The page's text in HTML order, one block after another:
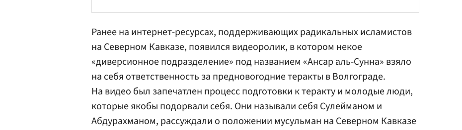
Ранее на интернет-ресурсах, поддерживающих радикальных исламистов
на Северном Кавказе, появился видеоролик, в котором некое
«диверсионное подразделение» под названием «Ансар аль-Сунна» взяло
на себя ответственность за предновогодние теракты в Волгограде.
На видео был запечатлен процесс подготовки к теракту и молодые люди,
которые якобы подорвали себя. Они называли себя Сулейманом и
Абдурахманом, рассуждали о положении мусульман на Северном Кавказе